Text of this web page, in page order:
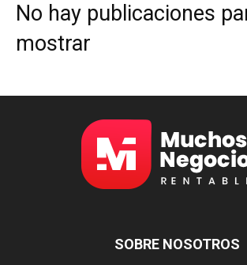
No hay publicaciones
mostrar
SOBRE NOSOTROS